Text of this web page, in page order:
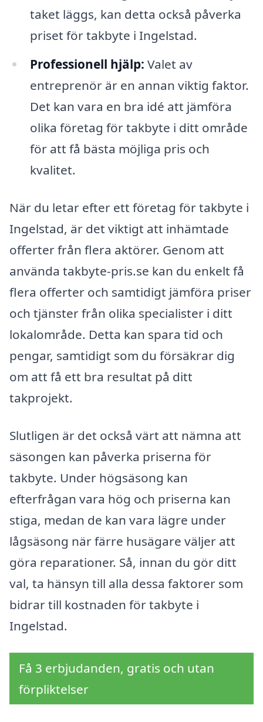
taket läggs, kan detta också påverka
priset för takbyte i Ingelstad.
Professionell hjälp: Valet av
entreprenör är en annan viktig faktor.
Det kan vara en bra idé att jämföra
olika företag för takbyte i ditt område
för att få bästa möjliga pris och
kvalitet.
När du letar efter ett företag för takbyte i
Ingelstad, är det viktigt att inhämtade
offerter från flera aktörer. Genom att
använda takbyte-pris.se kan du enkelt få
flera offerter och samtidigt jämföra priser
och tjänster från olika specialister i ditt
lokalområde. Detta kan spara tid och
pengar, samtidigt som du försäkrar dig
om att få ett bra resultat på ditt
takprojekt.
Slutligen är det också värt att nämna att
säsongen kan påverka priserna för
takbyte. Under högsäsong kan
efterfrågan vara hög och priserna kan
stiga, medan de kan vara lägre under
lågsäsong när färre husägare väljer att
göra reparationer. Så, innan du gör ditt
val, ta hänsyn till alla dessa faktorer som
bidrar till kostnaden för takbyte i
Ingelstad.
Få 3 erbjudanden, gratis och utan
förpliktelser